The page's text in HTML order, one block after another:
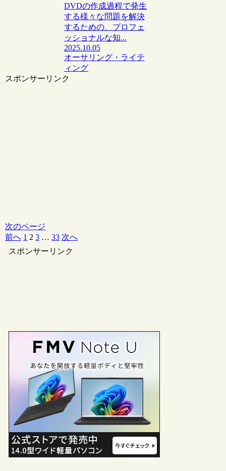
DVDの作成過程で発生
する様々な問題を解決
するための、プロフェ
ッショナルな知...
2025.10.05
オーサリング・ライテ
ィング
スポンサーリンク
次のページ
前へ 1 2 3 … 33 次へ
スポンサーリンク